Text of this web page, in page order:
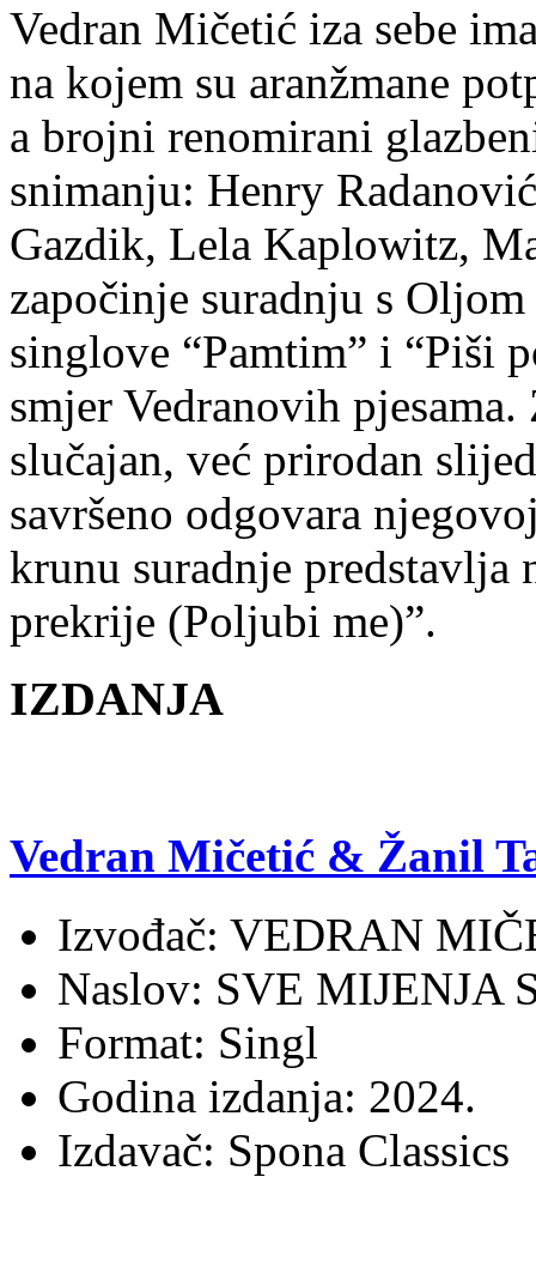
Vedran Mičetić iza sebe
na kojem su aranžmane
a brojni renomirani
snimanju: Henry
Gazdik, Lela Kaplowitz,
započinje suradnju s
singlove “Pamtim” i “Piši
smjer Vedranovih
slučajan, već prirodan
savršeno odgovara
krunu suradnje
prekrije (Poljubi me)”.
IZDANJA
Vedran Mičetić & Žanil
Izvođač: VEDRAN
Naslov: SVE MIJENJA
Format: Singl
Godina izdanja: 2024.
Izdavač: Spona Classics